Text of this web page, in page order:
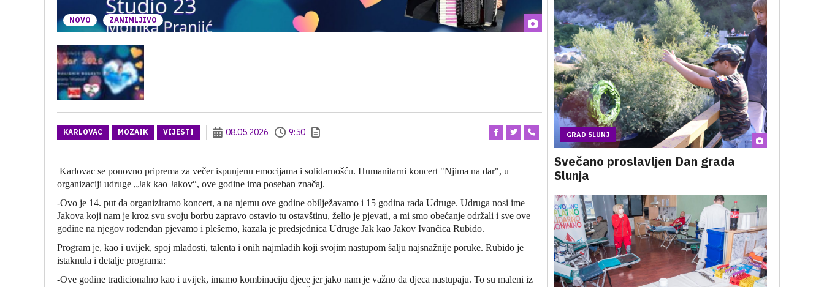
NOVO ZANIMLJIVO
KARLOVAC MOZAIK VIJESTI 08.05.2026 9:50
Karlovac se ponovno priprema za večer ispunjenu emocijama i solidarnošću. Humanitarni koncert "Njima na dar", u
organizaciji udruge „Jak kao Jakov“, ove godine ima poseban značaj.
-Ovo je 14. put da organiziramo koncert, a na njemu ove godine obilježavamo i 15 godina rada Udruge. Udruga nosi ime
Jakova koji nam je kroz svu svoju borbu zapravo ostavio tu ostavštinu, želio je pjevati, a mi smo obećanje održali i sve ove
godine na njegov rođendan pjevamo i plešemo, kazala je predsjednica Udruge Jak kao Jakov Ivančica Rubido.
Program je, kao i uvijek, spoj mladosti, talenta i onih najmlađih koji svojim nastupom šalju najsnažnije poruke. Rubido je
istaknula i detalje programa:
-Ove godine tradicionalno kao i uvijek, imamo kombinaciju djece jer jako nam je važno da djeca nastupaju. To su maleni iz
GRAD SLUNJ
Svečano proslavljen Dan grada
Slunja